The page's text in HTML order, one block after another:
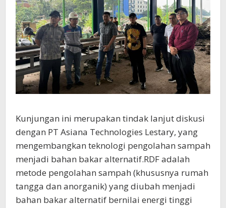
Kunjungan ini merupakan tindak lanjut diskusi
dengan PT Asiana Technologies Lestary, yang
mengembangkan teknologi pengolahan sampah
menjadi bahan bakar alternatif.RDF adalah
metode pengolahan sampah (khususnya rumah
tangga dan anorganik) yang diubah menjadi
bahan bakar alternatif bernilai energi tinggi